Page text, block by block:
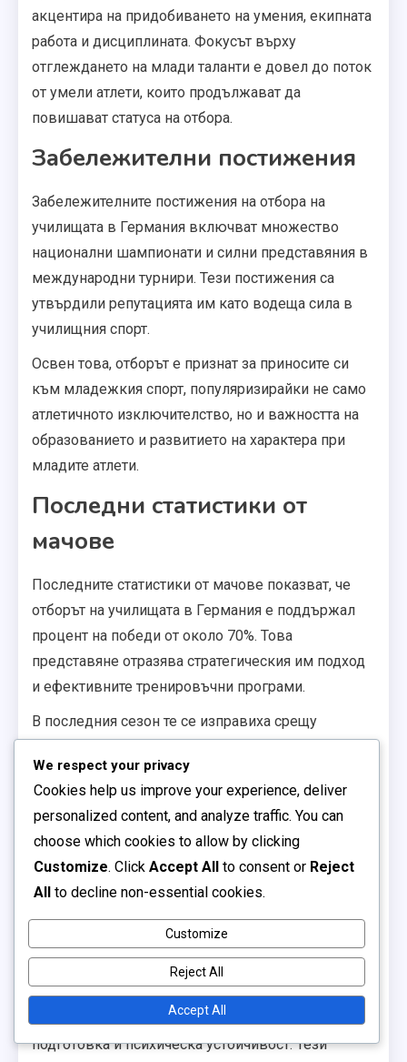
акцентира на придобиването на умения, екипната
работа и дисциплината. Фокусът върху
отглеждането на млади таланти е довел до поток
от умели атлети, които продължават да
повишават статуса на отбора.
Забележителни постижения
Забележителните постижения на отбора на
училищата в Германия включват множество
национални шампионати и силни представяния в
международни турнири. Тези постижения са
утвърдили репутацията им като водеща сила в
училищния спорт.
Освен това, отборът е признат за приносите си
към младежкия спорт, популяризирайки не само
атлетичното изключителство, но и важността на
образованието и развитието на характера при
младите атлети.
Последни статистики от
мачове
Последните статистики от мачове показват, че
отборът на училищата в Германия е поддържал
процент на победи от около 70%. Това
представяне отразява стратегическия им подход
и ефективните тренировъчни програми.
В последния сезон те се изправиха срещу
победи включови мачове
тактическото им майсторство и екипната работа.
Тези статистики са доказателство за тяхната
постоянна ангажираност към изключителност.
Програми за развитие на
играчите
развитие на играчите
се фокусират върху цялостно обучение, което
включва технически умения, физическа
подготовка и психическа устойчивост. Тези
We respect your privacy
Cookies help us improve your experience, deliver
personalized content, and analyze traffic. You can
choose which cookies to allow by clicking
Customize. Click Accept All to consent or Reject
All to decline non-essential cookies.
Customize
Reject All
Accept All